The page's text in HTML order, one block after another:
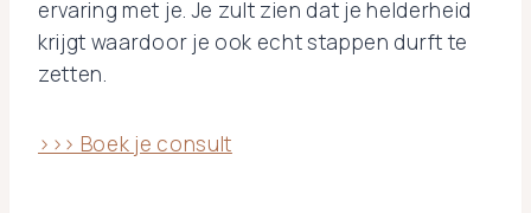
ervaring met je. Je zult zien dat je helderheid
krijgt waardoor je ook echt stappen durft te
zetten.
>>> Boek je consult